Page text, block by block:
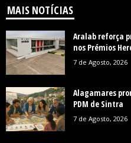
MAIS NOTÍCIAS
Aralab reforça
nos Prémios
7 de Agosto, 2026
Alagamares
PDM de Sintra
7 de Agosto, 2026